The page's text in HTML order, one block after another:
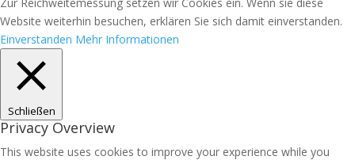
Website weiterhin besuchen, erklären Sie sich damit einverstanden.
Einverstanden Mehr Informationen
Schließen
Privacy Overview
This website uses cookies to improve your experience while you